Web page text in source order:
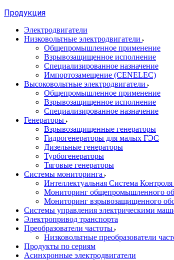
Продукция
Электродвигатели
Низковольтные электродвигатели
Общепромышленное применение
Взрывозащищенное исполнение
Специализированное назначение
Импортозамещение (CENELEC)
Высоковольтные электродвигатели
Общепромышленное применение
Взрывозащищенное исполнение
Специализированное назначение
Генераторы
Взрывозащищенные генераторы
Гидрогенераторы для малых ГЭС
Дизельные генераторы
Турбогенераторы
Тяговые генераторы
Системы мониторинга
Интеллектуальная Система
Мониторинг общепромышленного
Мониторинг взрывозащищенного
Системы управления электрическими
Электропривод транспорта
Преобразователи частоты
Низковольтные преобразователи
Продукты по сериям
Асинхронные электродвигатели